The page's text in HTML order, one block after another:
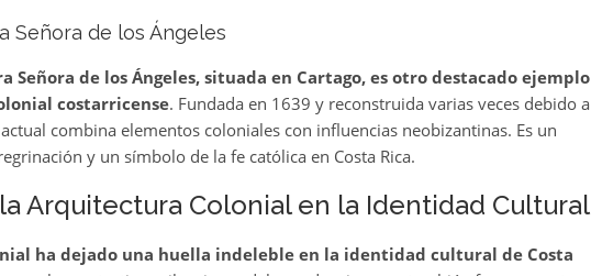
Señora de los Ángeles
Señora de los Ángeles, situada en Cartago, es otro destacado ejemplo
costarricense. Fundada en 1639 y reconstruida varias veces debido a
combina elementos coloniales con influencias neobizantinas. Es un
y un símbolo de la fe católica en Costa Rica.
Arquitectura Colonial en la Identidad Cultural
ha dejado una huella indeleble en la identidad cultural de Costa